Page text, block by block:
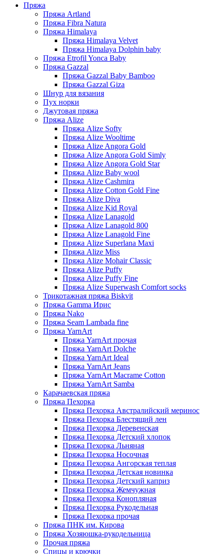
Пряжа
Пряжа Artland
Пряжа Fibra Natura
Пряжа Himalaya
Пряжа Himalaya Velvet
Пряжа Himalaya Dolphin baby
Пряжа Etrofil Yonca Baby
Пряжа Gazzal
Пряжа Gazzal Baby Bamboo
Пряжа Gazzal Giza
Шнур для вязания
Пух норки
Джутовая пряжа
Пряжа Alize
Пряжа Alize Softy
Пряжа Alize Wooltime
Пряжа Alize Angora Gold
Пряжа Alize Angora Gold Simly
Пряжа Alize Angora Gold Star
Пряжа Alize Baby wool
Пряжа Alize Cashmira
Пряжа Alize Cotton Gold Fine
Пряжа Alize Diva
Пряжа Alize Kid Royal
Пряжа Alize Lanagold
Пряжа Alize Lanagold 800
Пряжа Alize Lanagold Fine
Пряжа Alize Superlana Maxi
Пряжа Alize Miss
Пряжа Alize Mohair Classic
Пряжа Alize Puffy
Пряжа Alize Puffy Fine
Пряжа Alize Superwash Comfort socks
Трикотажная пряжа Biskvit
Пряжа Gamma Ирис
Пряжа Nako
Пряжа Seam Lambada fine
Пряжа YarnArt
Пряжа YarnArt прочая
Пряжа YarnArt Dolche
Пряжа YarnArt Ideal
Пряжа YarnArt Jeans
Пряжа YarnArt Macrame Cotton
Пряжа YarnArt Samba
Карачаевская пряжа
Пряжа Пехорка
Пряжа Пехорка Австралийский меринос
Пряжа Пехорка Блестящий лен
Пряжа Пехорка Деревенская
Пряжа Пехорка Детский хлопок
Пряжа Пехорка Льняная
Пряжа Пехорка Носочная
Пряжа Пехорка Ангорская теплая
Пряжа Пехорка Детская новинка
Пряжа Пехорка Детский каприз
Пряжа Пехорка Жемчужная
Пряжа Пехорка Конопляная
Пряжа Пехорка Рукодельная
Пряжа Пехорка прочая
Пряжа ПНК им. Кирова
Пряжа Хозяюшка-рукодельница
Прочая пряжа
Спицы и крючки